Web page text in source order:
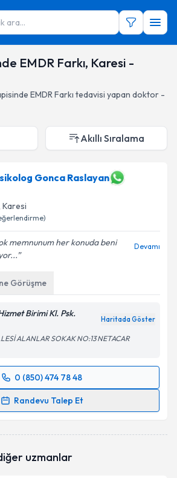
ara...
EMDR Farkı, Karesi -
EMDR Farkı tedavisi yapan doktor -
Akıllı Sıralama
Gonca Raslayan
Karesi
memnunum her konuda beni
Devamı
Görüşme
Birimi Kl. Psk.
Haritada Göster
ALANLAR SOKAK NO:13 NETACAR
0 (850) 474 78 48
Randevu Talep Et
Talebi
Size bu uzmandan randevu
uzmanlar